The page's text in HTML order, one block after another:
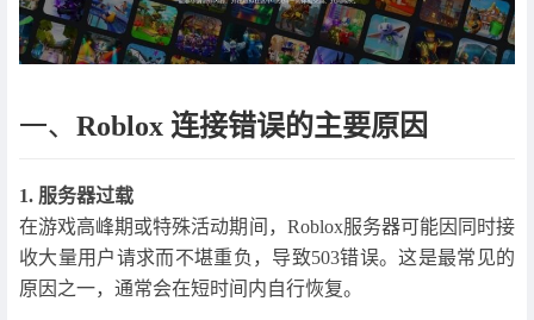
一、 Roblox 连接错误的主要原因
1. 服务器过载
在游戏高峰期或特殊活动期间，Roblox服务器可能因同时接
收大量用户请求而不堪重负，导致503错误。这是最常见的
原因之一，通常会在短时间内自行恢复。